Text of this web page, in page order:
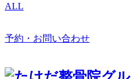
ALL
予約・お問い合わせ